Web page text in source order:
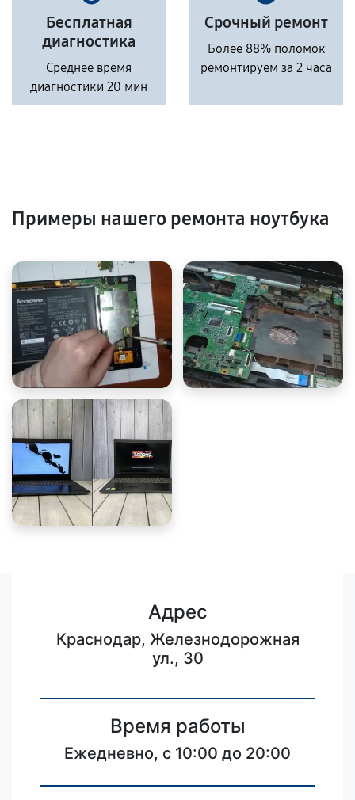
Бесплатная
диагностика
Среднее время
диагностики 20 мин
Срочный ремонт
Более 88% поломок
ремонтируем за 2 часа
Примеры нашего ремонта ноутбука
Адрес
Краснодар, Железнодорожная
ул., 30
Время работы
Ежедневно, с 10:00 до 20:00